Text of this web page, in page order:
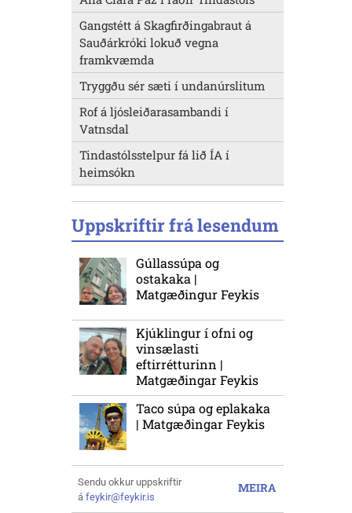
Gangstétt á Skagfirðingabraut á
Sauðárkróki lokuð vegna
framkvæmda
Tryggðu sér sæti í undanúrslitum
Rof á ljósleiðarasambandi í
Vatnsdal
Tindastólsstelpur fá lið ÍA í
heimsókn
Uppskriftir frá lesendum
Gúllassúpa og
ostakaka |
Matgæðingur Feykis
Kjúklingur í ofni og
vinsælasti
eftirrétturinn |
Matgæðingar Feykis
Taco súpa og eplakaka
| Matgæðingar Feykis
MEIRA
Sendu okkur uppskriftir
á feykir@feykir.is